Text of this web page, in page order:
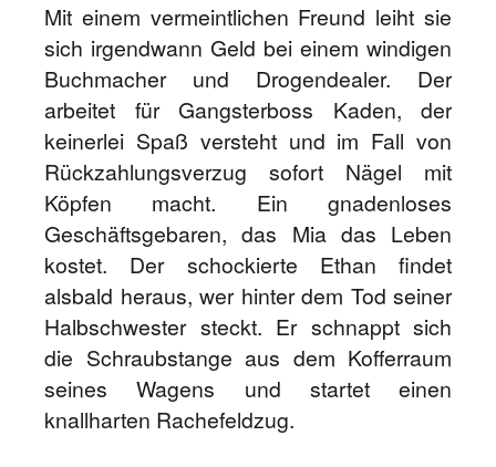
Mit einem vermeintlichen Freund leiht sie
sich irgendwann Geld bei einem windigen
Buchmacher und Drogendealer. Der
arbeitet für Gangsterboss Kaden, der
keinerlei Spaß versteht und im Fall von
Rückzahlungsverzug sofort Nägel mit
Köpfen macht. Ein gnadenloses
Geschäftsgebaren, das Mia das Leben
kostet. Der schockierte Ethan findet
alsbald heraus, wer hinter dem Tod seiner
Halbschwester steckt. Er schnappt sich
die Schraubstange aus dem Kofferraum
seines Wagens und startet einen
knallharten Rachefeldzug.